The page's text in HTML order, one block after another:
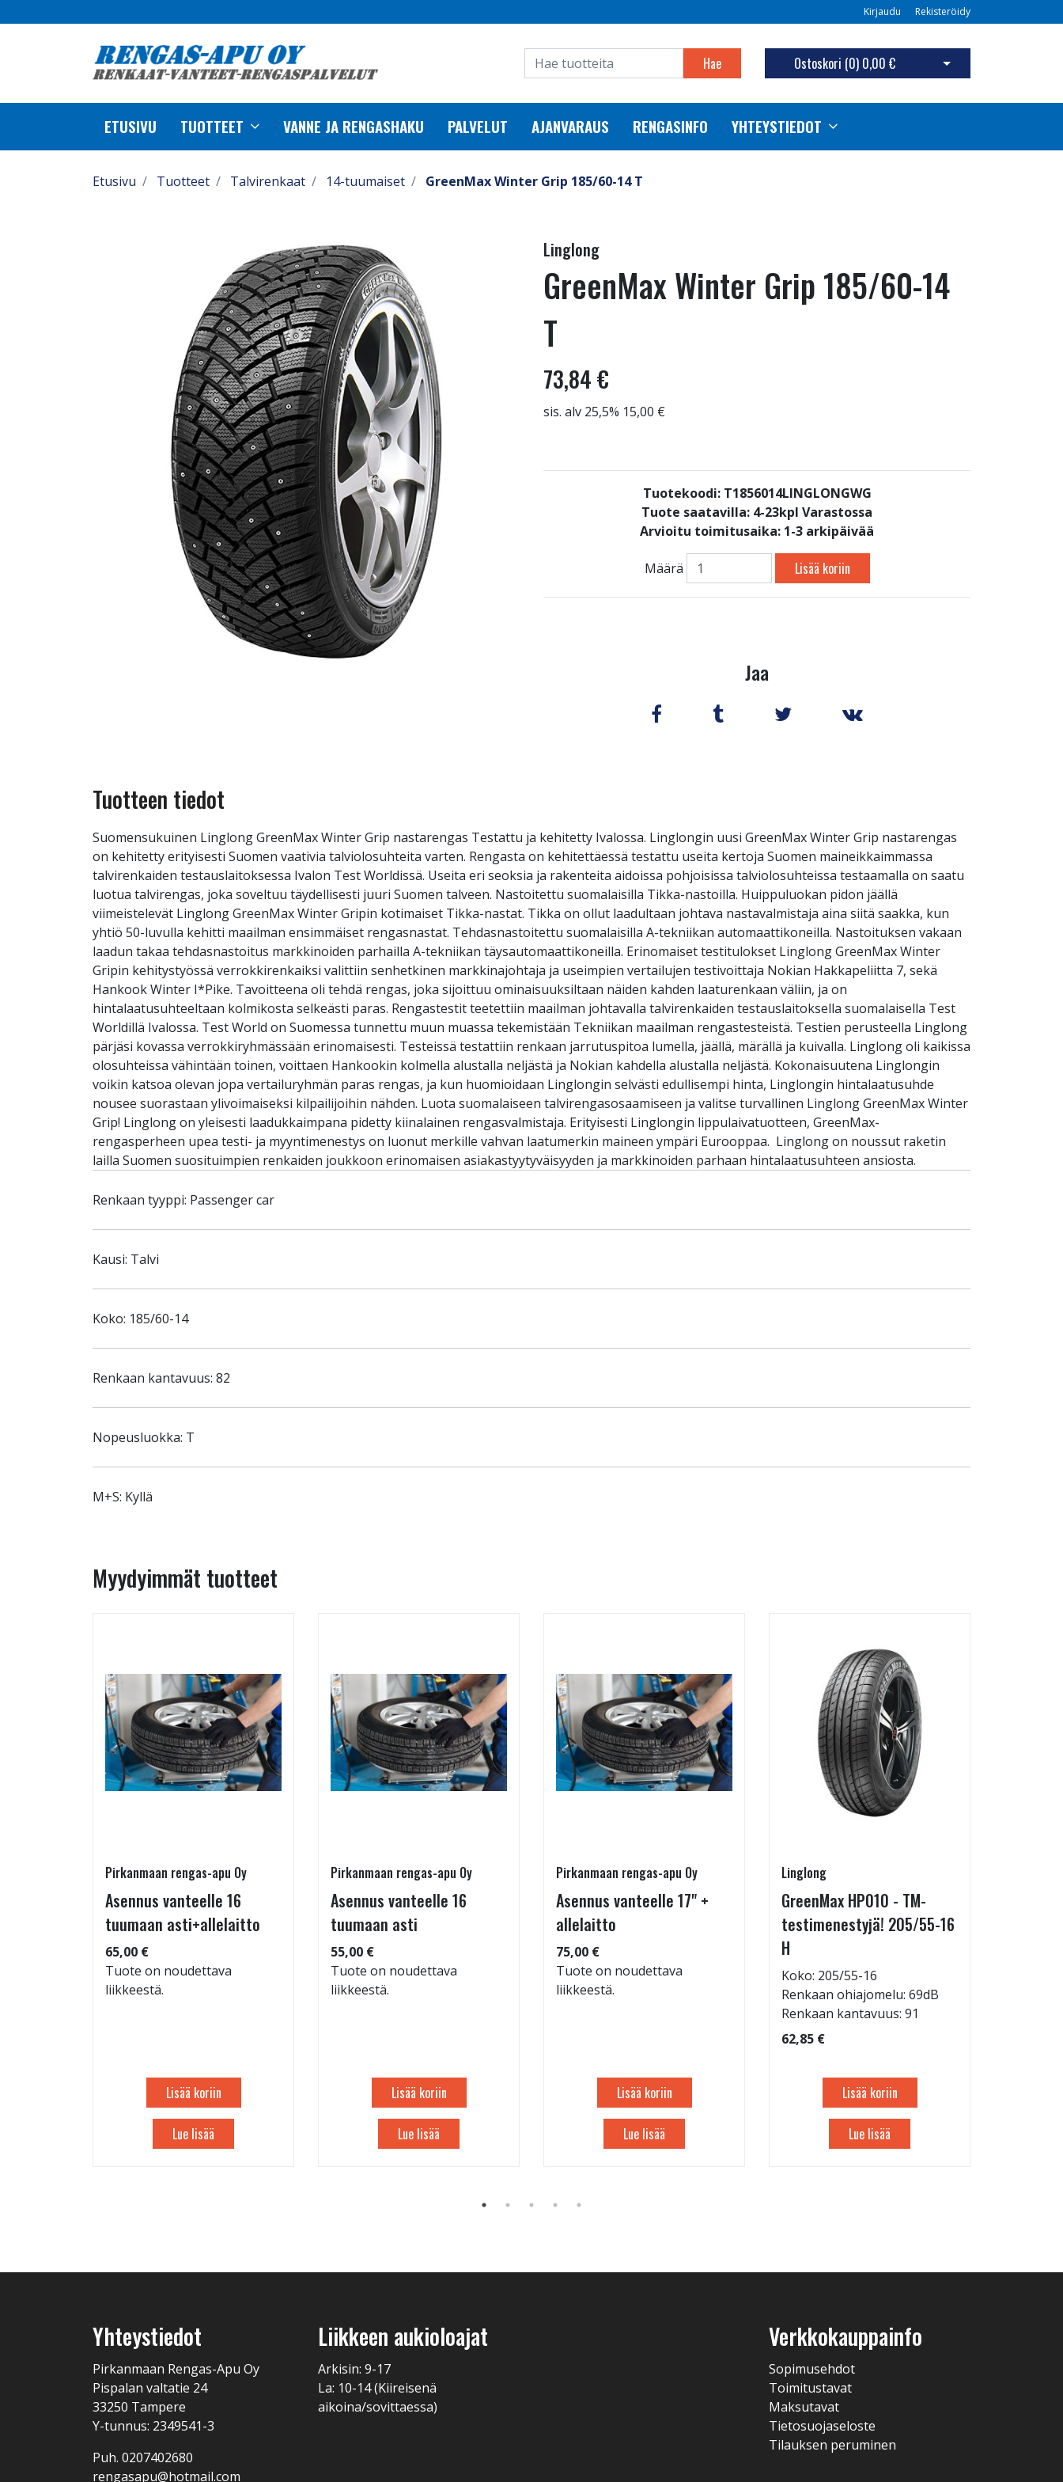
Kirjaudu Rekisteröidy
Hae Ostoskori (0) 0,00 € Avaa ostoskori
ETUSIVU TUOTTEET VANNE JA RENGASHAKU PALVELUT AJANVARAUS RENGASINFO YHTEYSTIEDOT
Etusivu Tuotteet Talvirenkaat 14-tuumaiset GreenMax Winter Grip 185/60-14 T
Linglong
GreenMax Winter Grip 185/60-14
T
73,84 €
sis. alv 25,5% 15,00 €
Tuotekoodi: T1856014LINGLONGWG
Tuote saatavilla: 4-23kpl Varastossa
Arvioitu toimitusaika: 1-3 arkipäivää
Määrä Lisää koriin
Jaa
Tuotteen tiedot
Suomensukuinen Linglong GreenMax Winter Grip nastarengas Testattu ja kehitetty Ivalossa. Linglongin uusi GreenMax Winter Grip nastarengas
on kehitetty erityisesti Suomen vaativia talviolosuhteita varten. Rengasta on kehitettäessä testattu useita kertoja Suomen maineikkaimmassa
talvirenkaiden testauslaitoksessa Ivalon Test Worldissä. Useita eri seoksia ja rakenteita aidoissa pohjoisissa talviolosuhteissa testaamalla on saatu
luotua talvirengas, joka soveltuu täydellisesti juuri Suomen talveen. Nastoitettu suomalaisilla Tikka-nastoilla. Huippuluokan pidon jäällä
viimeistelevät Linglong GreenMax Winter Gripin kotimaiset Tikka-nastat. Tikka on ollut laadultaan johtava nastavalmistaja aina siitä saakka, kun
yhtiö 50-luvulla kehitti maailman ensimmäiset rengasnastat. Tehdasnastoitettu suomalaisilla A-tekniikan automaattikoneilla. Nastoituksen vakaan
laadun takaa tehdasnastoitus markkinoiden parhailla A-tekniikan täysautomaattikoneilla. Erinomaiset testitulokset Linglong GreenMax Winter
Gripin kehitystyössä verrokkirenkaiksi valittiin senhetkinen markkinajohtaja ja useimpien vertailujen testivoittaja Nokian Hakkapeliitta 7, sekä
Hankook Winter I*Pike. Tavoitteena oli tehdä rengas, joka sijoittuu ominaisuuksiltaan näiden kahden laaturenkaan väliin, ja on
hintalaatusuhteeltaan kolmikosta selkeästi paras. Rengastestit teetettiin maailman johtavalla talvirenkaiden testauslaitoksella suomalaisella Test
Worldillä Ivalossa. Test World on Suomessa tunnettu muun muassa tekemistään Tekniikan maailman rengastesteistä. Testien perusteella Linglong
pärjäsi kovassa verrokkiryhmässään erinomaisesti. Testeissä testattiin renkaan jarrutuspitoa lumella, jäällä, märällä ja kuivalla. Linglong oli kaikissa
olosuhteissa vähintään toinen, voittaen Hankookin kolmella alustalla neljästä ja Nokian kahdella alustalla neljästä. Kokonaisuutena Linglongin
voikin katsoa olevan jopa vertailuryhmän paras rengas, ja kun huomioidaan Linglongin selvästi edullisempi hinta, Linglongin hintalaatusuhde
nousee suorastaan ylivoimaiseksi kilpailijoihin nähden. Luota suomalaiseen talvirengasosaamiseen ja valitse turvallinen Linglong GreenMax Winter
Grip! Linglong on yleisesti laadukkaimpana pidetty kiinalainen rengasvalmistaja. Erityisesti Linglongin lippulaivatuotteen, GreenMax-
rengasperheen upea testi- ja myyntimenestys on luonut merkille vahvan laatumerkin maineen ympäri Eurooppaa. Linglong on noussut raketin
lailla Suomen suosituimpien renkaiden joukkoon erinomaisen asiakastyytyväisyyden ja markkinoiden parhaan hintalaatusuhteen ansiosta.
Renkaan tyyppi: Passenger car
Kausi: Talvi
Koko: 185/60-14
Renkaan kantavuus: 82
Nopeusluokka: T
M+S: Kyllä
Myydyimmät tuotteet
Pirkanmaan rengas-apu Oy
Asennus vanteelle 16
tuumaan asti+allelaitto
65,00 €
Tuote on noudettava
liikkeestä.
Lisää koriin
Lue lisää
Pirkanmaan rengas-apu Oy
Asennus vanteelle 16
tuumaan asti
55,00 €
Tuote on noudettava
liikkeestä.
Lisää koriin
Lue lisää
Pirkanmaan rengas-apu Oy
Asennus vanteelle 17" +
allelaitto
75,00 €
Tuote on noudettava
liikkeestä.
Lisää koriin
Lue lisää
Linglong
GreenMax HP010 - TM-
testimenestyjä! 205/55-16
H
Koko: 205/55-16
Renkaan ohiajomelu: 69dB
Renkaan kantavuus: 91
62,85 €
Lisää koriin
Lue lisää
Yhteystiedot
Pirkanmaan Rengas-Apu Oy
Pispalan valtatie 24
33250 Tampere
Y-tunnus: 2349541-3
Puh. 0207402680
rengasapu@hotmail.com
Liikkeen aukioloajat
Arkisin: 9-17
La: 10-14 (Kiireisenä
aikoina/sovittaessa)
Verkkokauppainfo
Sopimusehdot
Toimitustavat
Maksutavat
Tietosuojaseloste
Tilauksen peruminen